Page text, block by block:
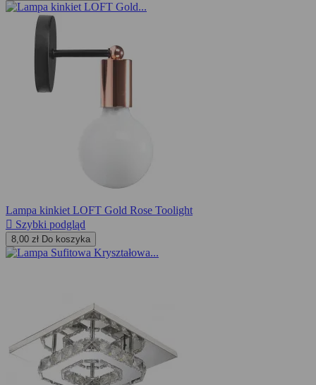
Lampa kinkiet LOFT Gold Rose Toolight
 Szybki podgląd
8,00 zł Do koszyka